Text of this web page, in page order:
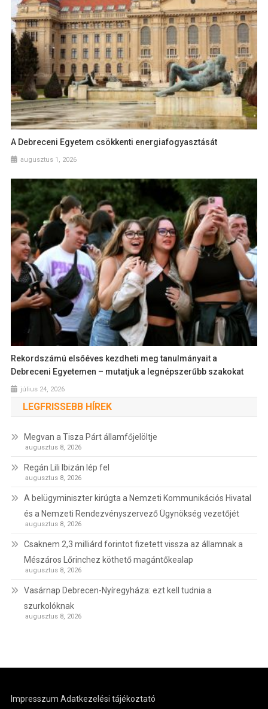
A Debreceni Egyetem csökkenti energiafogyasztását
augusztus 1, 2026
Rekordszámú elsőéves kezdheti meg tanulmányait a
Debreceni Egyetemen – mutatjuk a legnépszerűbb szakokat
július 24, 2026
LEGFRISSEBB HÍREK
Megvan a Tisza Párt államfőjelöltje
augusztus 8, 2026
Regán Lili Ibizán lép fel
augusztus 8, 2026
A belügyminiszter kirúgta a Nemzeti Kommunikációs Hivatal
és a Nemzeti Rendezvényszervező Ügynökség vezetőjét
augusztus 8, 2026
Csaknem 2,3 milliárd forintot fizetett vissza az államnak a
Mészáros Lőrinchez köthető magántőkealap
augusztus 8, 2026
Vasárnap Debrecen-Nyíregyháza: ezt kell tudnia a
szurkolóknak
augusztus 8, 2026
Impresszum Adatkezelési tájékoztató